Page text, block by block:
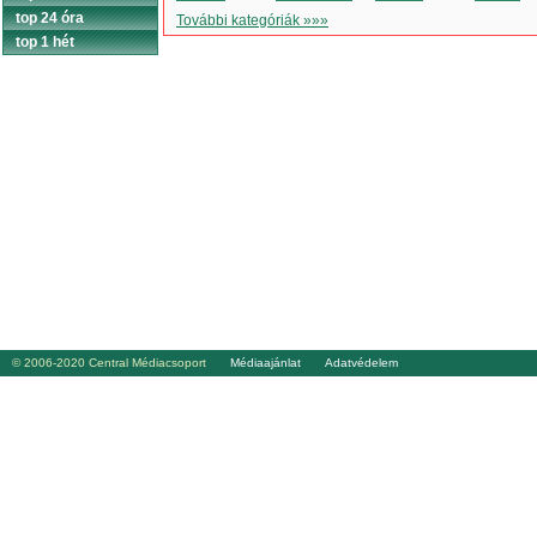
További kategóriák »»»
top 24 óra
top 1 hét
© 2006-2020 Central Médiacsoport Médiaajánlat Adatvédelem